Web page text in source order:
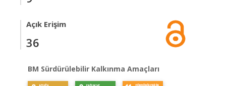
Açık Erişim
36
BM Sürdürülebilir Kalkınma Amaçları